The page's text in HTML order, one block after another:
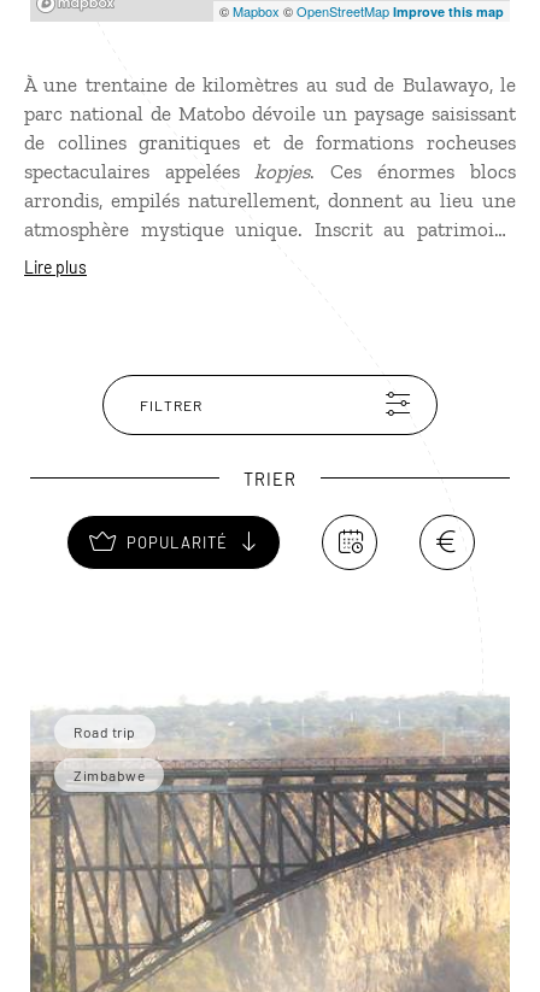
©Mapbox ©OpenStreetMap Improve this map
À une trentaine de kilomètres au sud de Bulawayo, le
parc national de Matobo dévoile un paysage saisissant
de collines granitiques et de formations rocheuses
spectaculaires appelées kopjes. Ces énormes blocs
arrondis, empilés naturellement, donnent au lieu une
atmosphère mystique unique. Inscrit au patrimoine
mondial de l’UNESCO, le parc abrite une faune riche,
de grottes renferment des peintures rupestres vieilles
de plusieurs milliers d’années. Sur les hauteurs, la
tombe de Cecil John Rhodes offre un point de vue
Lire plus
FILTRER
TRIER
POPULARITÉ
Road trip
Zimbabwe